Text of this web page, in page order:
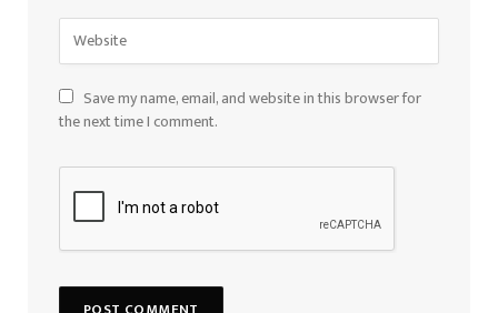
Save my name, email, and website in this browser for
the next time I comment.